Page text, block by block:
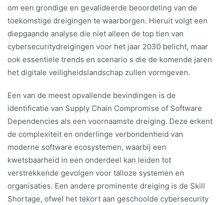
om een grondige en gevalideerde beoordeling van de
toekomstige dreigingen te waarborgen. Hieruit volgt een
diepgaande analyse die niet alleen de top tien van
cybersecuritydreigingen voor het jaar 2030 belicht, maar
ook essentiele trends en scenario s die de komende jaren
het digitale veiligheidslandschap zullen vormgeven.
Een van de meest opvallende bevindingen is de
identificatie van Supply Chain Compromise of Software
Dependencies als een voornaamste dreiging. Deze erkent
de complexiteit en onderlinge verbondenheid van
moderne software ecosystemen, waarbij een
kwetsbaarheid in een onderdeel kan leiden tot
verstrekkende gevolgen voor talloze systemen en
organisaties. Een andere prominente dreiging is de Skill
Shortage, ofwel het tekort aan geschoolde cybersecurity